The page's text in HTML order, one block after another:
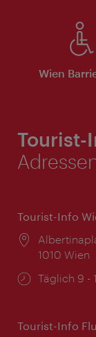
Wien
Tourist-
Tourist-Info
Ort:
1010 Wien
Täglich 9 -
Tourist-Info